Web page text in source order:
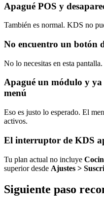
Apagué POS y
También es normal. KDS no
No encuentro un botón
No lo necesitas en esta
Apagué un módulo y ya
menú
Eso es justo lo esperado. El
activos.
El interruptor de KDS
Tu plan actual no incluye
superior desde Ajustes >
Siguiente paso